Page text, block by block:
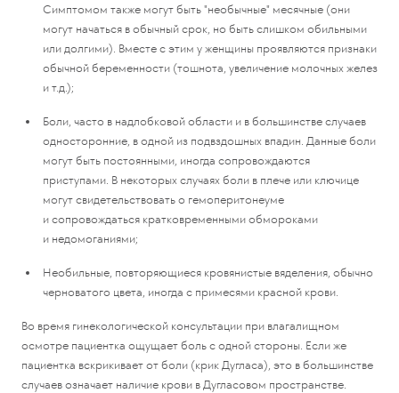
Симптомом также могут быть "необычные" месячные (они
могут начаться в обычный срок, но быть слишком обильными
или долгими). Вместе с этим у женщины проявляются признаки
обычной беременности (тошнота, увеличение молочных желез
и т.д.);
Боли, часто в надлобковой области и в большинстве случаев
односторонние, в одной из подвздошных впадин. Данные боли
могут быть постоянными, иногда сопровождаются
приступами. В некоторых случаях боли в плече или ключице
могут свидетельствовать о гемоперитонеуме
и сопровождаться кратковременными обмороками
и недомоганиями;
Необильные, повторяющиеся кровянистые вяделения, обычно
черноватого цвета, иногда с примесями красной крови.
Во время гинекологической консультации при влагалищном
осмотре пациентка ощущает боль с одной стороны. Если же
пациентка вскрикивает от боли (крик Дугласа), это в большинстве
случаев означает наличие крови в Дугласовом пространстве.